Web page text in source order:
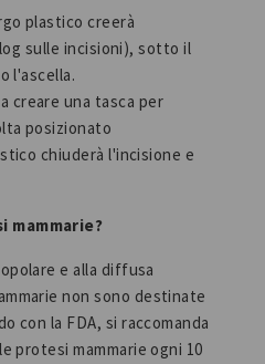
plastico creerà
sulle incisioni), sotto il
l'ascella.
creare una tasca per
posizionato
chiuderà l'incisione e
mammarie?
e alla diffusa
non sono destinate
con la FDA, si raccomanda
protesi mammarie ogni 10